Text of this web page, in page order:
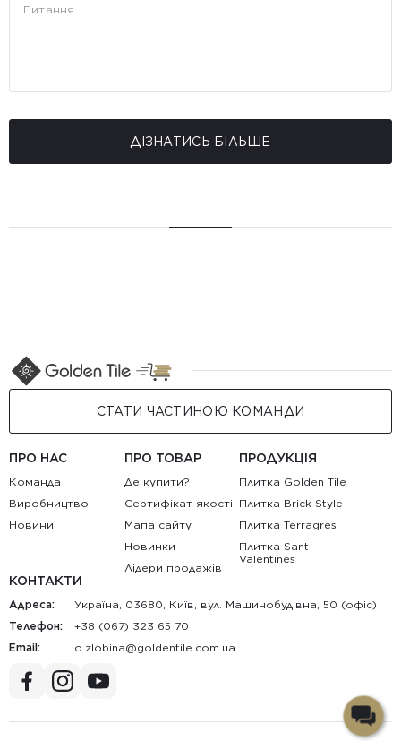
ДІЗНАТИСЬ БІЛЬШЕ
СТАТИ ЧАСТИНОЮ КОМАНДИ
ПРО НАС
Команда
Виробництво
Новини
ПРО ТОВАР
Де купити?
Сертифікат якості
Мапа сайту
Новинки
Лідери продажів
ПРОДУКЦІЯ
Плитка Golden Tile
Плитка Brick Style
Плитка Terragres
Плитка Sant
Valentines
КОНТАКТИ
Адреса:
Україна, 03680, Київ, вул. Машинобудівна, 50 (офіс)
Телефон:
+38 (067) 323 65 70
Email:
au.moc.elitnedlog@anibolz.o